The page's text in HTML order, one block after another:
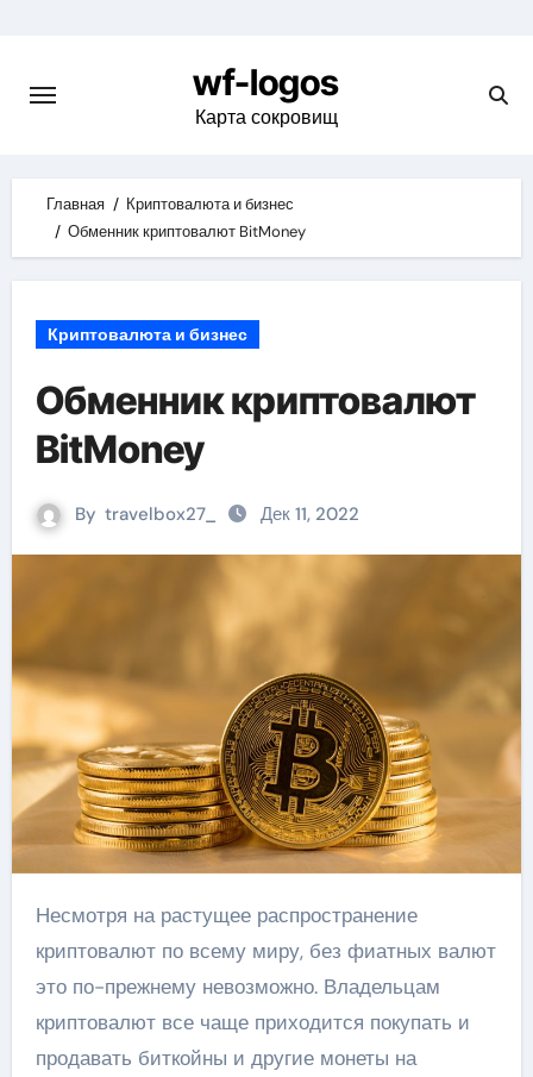
content
wf-logos
Карта сокровищ
Главная
Криптовалюта и бизнес
Обменник криптовалют BitMoney
Криптовалюта и бизнес
Обменник криптовалют
BitMoney
By travelbox27_ Дек 11, 2022
Несмотря на растущее распространение
криптовалют по всему миру, без фиатных валют
это по-прежнему невозможно. Владельцам
криптовалют все чаще приходится покупать и
продавать биткойны и другие монеты на